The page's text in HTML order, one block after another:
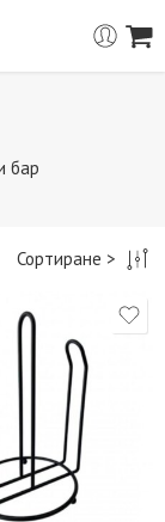
бар
Сортиране >